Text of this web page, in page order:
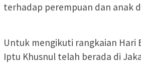
terhadap perempuan dan anak
Untuk mengikuti rangkaian Hari
Iptu Khusnul telah berada di